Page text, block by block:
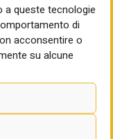
a queste tecnologie
di
acconsentire o
su alcune
legati
ma al 2027 per
di CO2. “Stiamo
batteria – ha
47
di materie
delle
di CO2.